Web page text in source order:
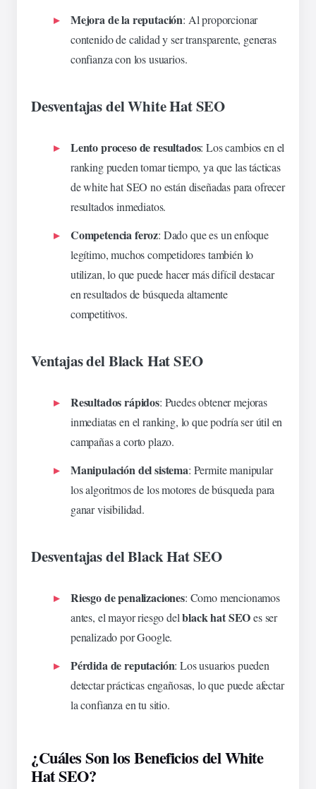
Mejora de la reputación: Al proporcionar
contenido de calidad y ser transparente, generas
confianza con los usuarios.
Desventajas del White Hat SEO
Lento proceso de resultados: Los cambios en el
ranking pueden tomar tiempo, ya que las tácticas
de white hat SEO no están diseñadas para ofrecer
resultados inmediatos.
Competencia feroz: Dado que es un enfoque
legítimo, muchos competidores también lo
utilizan, lo que puede hacer más difícil destacar
en resultados de búsqueda altamente
competitivos.
Ventajas del Black Hat SEO
Resultados rápidos: Puedes obtener mejoras
inmediatas en el ranking, lo que podría ser útil en
campañas a corto plazo.
Manipulación del sistema: Permite manipular
los algoritmos de los motores de búsqueda para
ganar visibilidad.
Desventajas del Black Hat SEO
Riesgo de penalizaciones: Como mencionamos
antes, el mayor riesgo delblack hat SEOes ser
penalizado por Google.
Pérdida de reputación: Los usuarios pueden
detectar prácticas engañosas, lo que puede afectar
la confianza en tu sitio.
¿Cuáles Son los Beneficios del White
Hat SEO?